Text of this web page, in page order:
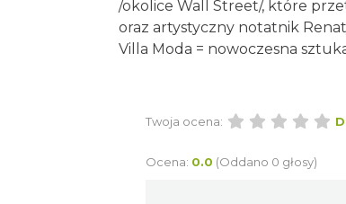
/okolice Wall Street/, które
oraz artystyczny notatnik
Villa Moda = nowoczesna
Twoja ocena:
Ocena: 0.0 (Oddano 0 głosy)